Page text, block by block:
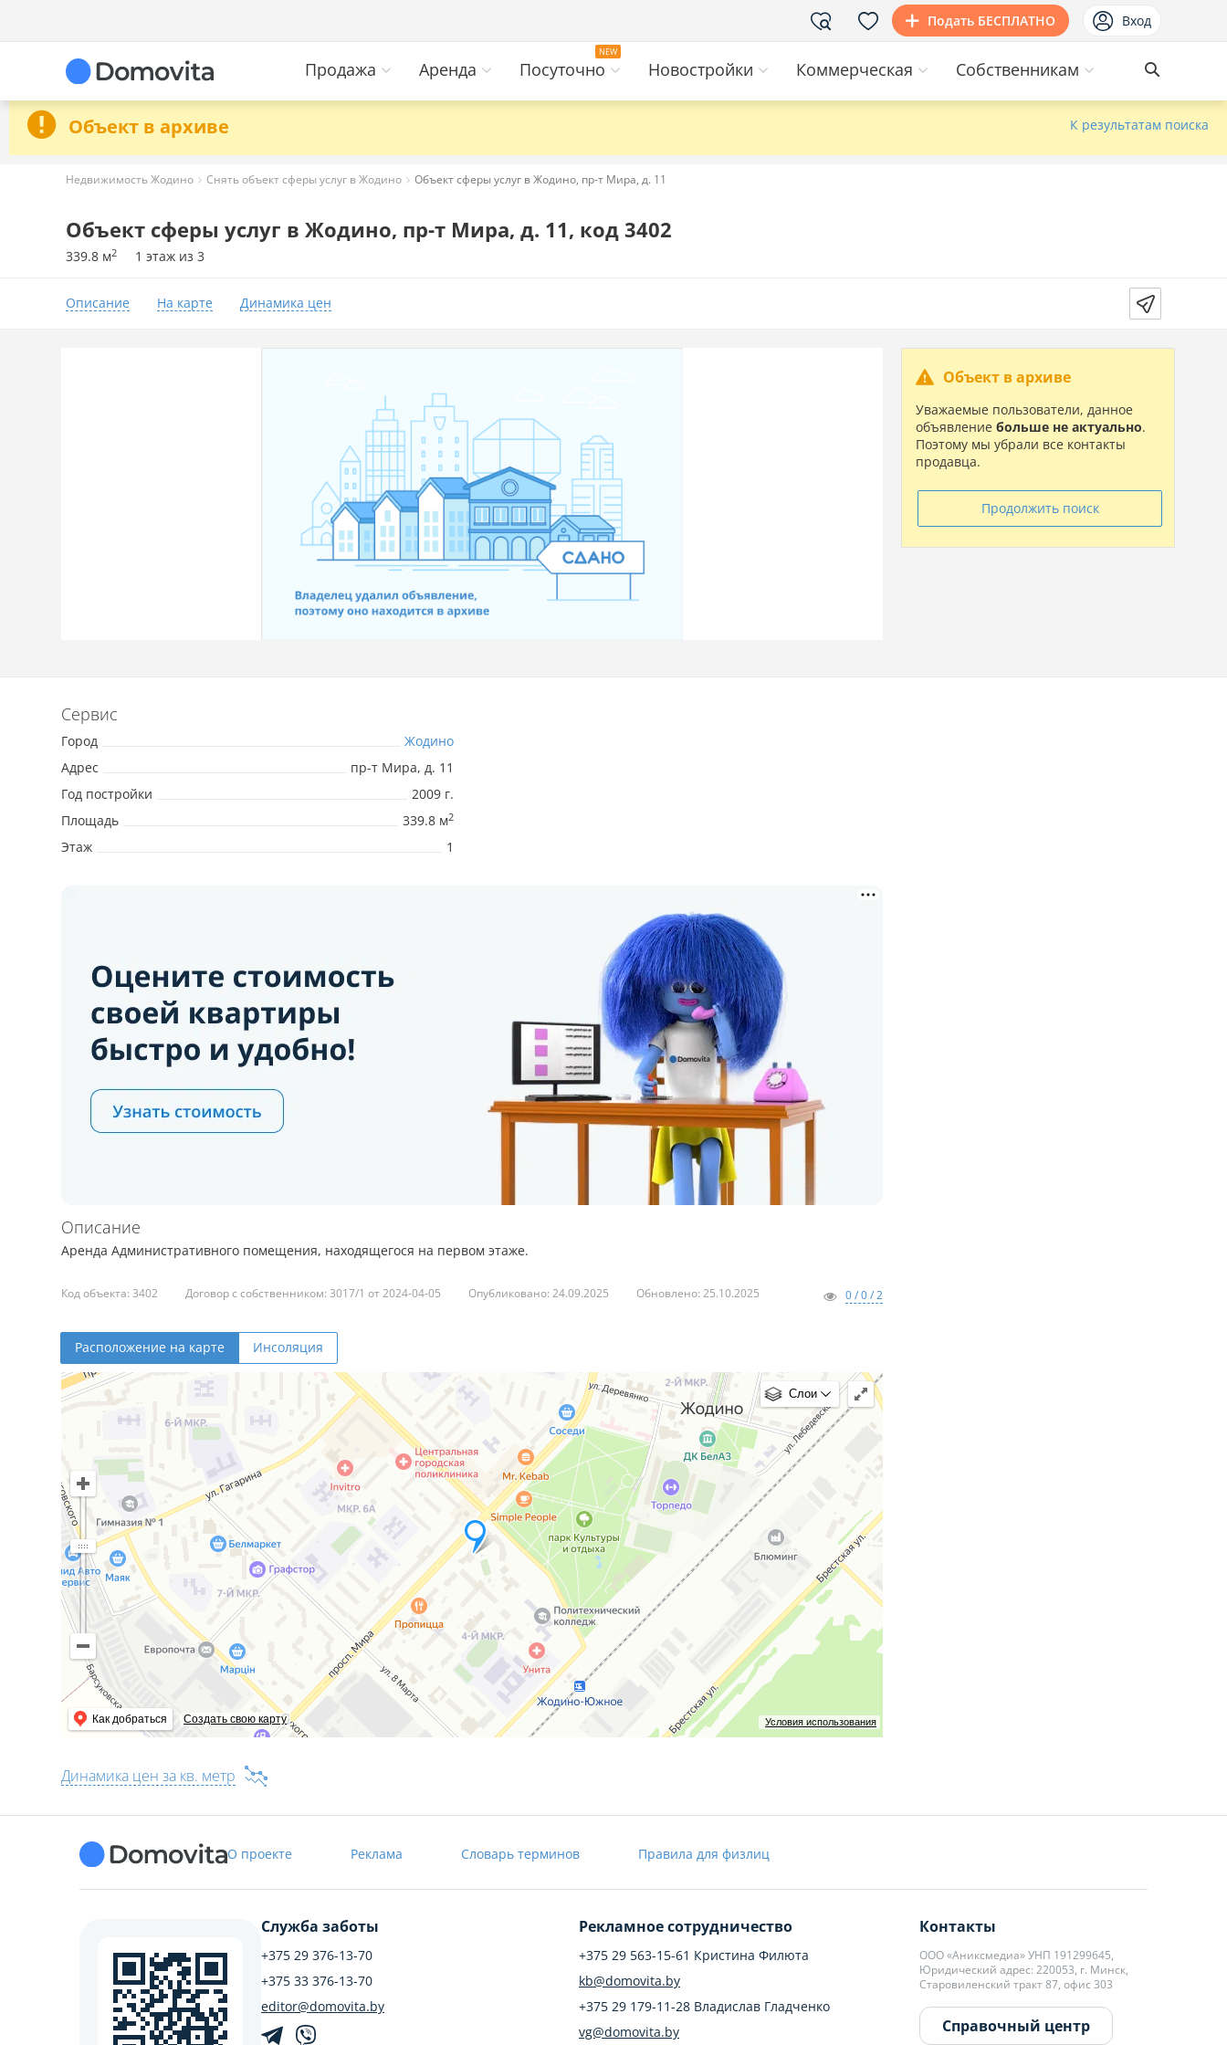
Подать БЕСПЛАТНО Вход
Продажа Аренда Посуточно Новостройки Коммерческая Собственникам
Объект в архиве К результатам поиска
Недвижимость Жодино Снять объект сферы услуг в Жодино Объект сферы услуг в Жодино, пр-т Мира, д. 11
Объект сферы услуг в Жодино, пр-т Мира, д. 11, код 3402
339.8 м2 1 этаж из 3
Описание На карте Динамика цен
Объект в архиве
Уважаемые пользователи, данное
объявление больше не актуально.
Поэтому мы убрали все контакты
продавца.
Продолжить поиск
Сервис
Город
Жодино
Адрес
пр-т Мира, д. 11
Год постройки
2009 г.
Площадь
339.8 м2
Этаж 1
Описание
Аренда Административного помещения, находящегося на первом этаже.
Код объекта: 3402 Договор с собственником: 3017/1 от 2024-04-05 Опубликовано: 24.09.2025 Обновлено: 25.10.2025 0 / 0 / 2
Расположение на карте Инсоляция
Условия использования
Как добраться Создать свою карту
Слои
Динамика цен за кв. метр
О проекте Реклама Словарь терминов Правила для физлиц
Служба заботы
+375 29 376-13-70
+375 33 376-13-70
editor@domovita.by
Рекламное сотрудничество
+375 29 563-15-61 Кристина Филюта
kb@domovita.by
+375 29 179-11-28 Владислав Гладченко
vg@domovita.by
Контакты
ООО «Аниксмедиа» УНП 191299645,
Юридический адрес: 220053, г. Минск,
Старовиленский тракт 87, офис 303
Справочный центр